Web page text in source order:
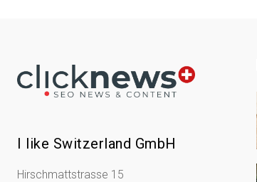
I like Switzerland GmbH
Hirschmattstrasse 15